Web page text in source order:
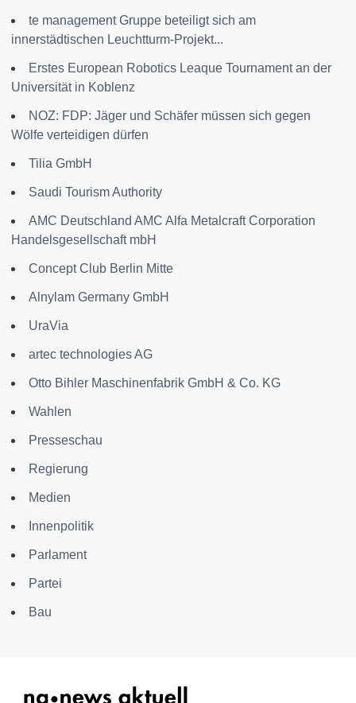
te management Gruppe beteiligt sich am
innerstädtischen Leuchtturm-Projekt...
Erstes European Robotics Leaque Tournament an der
Universität in Koblenz
NOZ: FDP: Jäger und Schäfer müssen sich gegen
Wölfe verteidigen dürfen
Tilia GmbH
Saudi Tourism Authority
AMC Deutschland AMC Alfa Metalcraft Corporation
Handelsgesellschaft mbH
Concept Club Berlin Mitte
Alnylam Germany GmbH
UraVia
artec technologies AG
Otto Bihler Maschinenfabrik GmbH & Co. KG
Wahlen
Presseschau
Regierung
Medien
Innenpolitik
Parlament
Partei
Bau